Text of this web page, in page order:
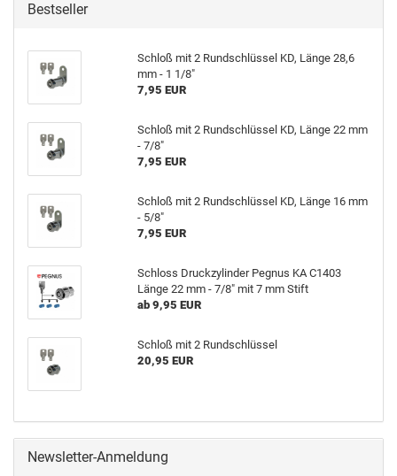
Bestseller
Schloß mit 2 Rund­schlüs­sel KD, Länge 28,6
mm - 1 1/8"
7,95 EUR
Schloß mit 2 Rund­schlüs­sel KD, Länge 22 mm
- 7/8"
7,95 EUR
Schloß mit 2 Rund­schlüs­sel KD, Länge 16 mm
- 5/8"
7,95 EUR
Schloss Druck­zy­lin­der Peg­nus KA C1403
Länge 22 mm - 7/8" mit 7 mm Stift
ab 9,95 EUR
Schloß mit 2 Rund­schlüs­sel
20,95 EUR
Newsletter-Anmeldung